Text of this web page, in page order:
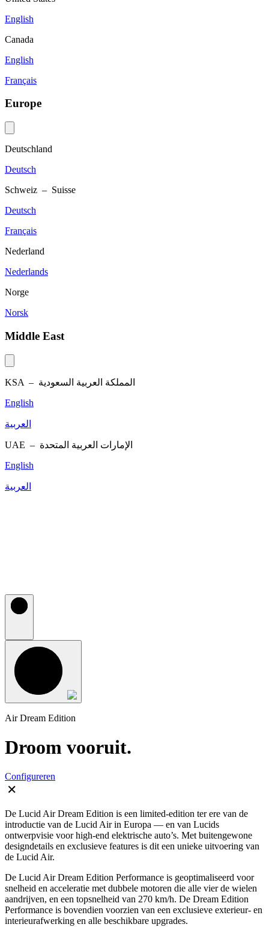
English
Canada
English
Français
Europe
Deutschland
Deutsch
Schweiz – Suisse
Deutsch
Français
Nederland
Nederlands
Norge
Norsk
Middle East
KSA – المملكة العربية السعودية
English
العربية
UAE – الإمارات العربية المتحدة
English
العربية
Air Dream Edition
Droom vooruit.
Configureren
De Lucid Air Dream Edition is een limited-edition ter ere van de
introductie van de Lucid Air in Europa — en van Lucids
ontwerpvisie voor high-end elektrische auto’s. Met buitengewone
designdetails en exclusieve features is dit een unieke uitvoering van
de Lucid Air.
De Lucid Air Dream Edition Performance is geoptimaliseerd voor
snelheid en acceleratie met dubbele motoren die alle vier de wielen
aandrijven, en een topsnelheid van 270 km/h. De Dream Edition
Performance is bovendien voorzien van een exclusieve exterieur- en
interieurafwerking en alle beschikbare upgrades.